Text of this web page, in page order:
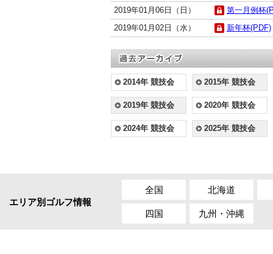
2019年01月06日（日）
第一月例杯
2019年01月02日（水）
新年杯(PDF)
2014年 競技会 2015年 競技会
2019年 競技会 2020年 競技会
2024年 競技会 2025年 競技会
エリア別ゴルフ情報
全国 北海道
四国 九州・沖縄